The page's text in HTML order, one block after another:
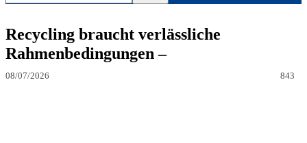
Recycling braucht verlässliche
Rahmenbedingungen –
08/07/2026 843